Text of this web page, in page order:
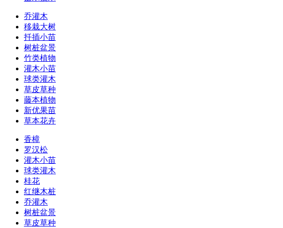
乔灌木
移栽大树
扦插小苗
树桩盆景
竹类植物
灌木小苗
球类灌木
草皮草种
藤本植物
新优果苗
草本花卉
香樟
罗汉松
灌木小苗
球类灌木
桂花
红继木桩
乔灌木
树桩盆景
草皮草种